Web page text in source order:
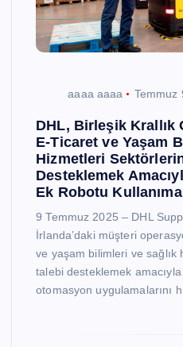
aaaa aaaa Temmuz
DHL, Birleşik Krallık
E-Ticaret ve Yaşam
Hizmetleri
Desteklemek
Ek Robotu
9 Temmuz 2025 – DHL
İrlanda’daki müşteri
ve yaşam bilimleri ve
talebi desteklemek
otomasyon uygulamalarını